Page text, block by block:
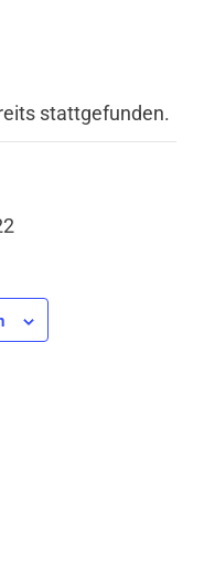
stattgefunden.